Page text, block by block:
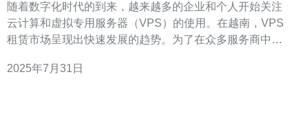
随着数字化时代的到来，越来越多的企业和个人开始关注
云计算和虚拟专用服务器（VPS）的使用。在越南，VPS
租赁市场呈现出快速发展的趋势。为了在众多服务商中找
VPS的实用建议。 越南VPS租赁市场现状是怎样的？ 越南
2025年7月31日